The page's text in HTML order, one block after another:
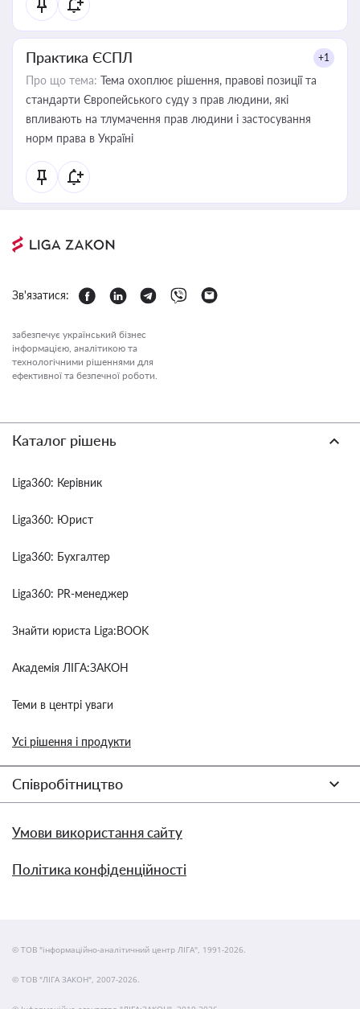
Практика ЄСПЛ +1
Про що тема: Тема охоплює рішення, правові позиції та
стандарти Європейського суду з прав людини, які
впливають на тлумачення прав людини і застосування
норм права в Україні
Зв'язатися:
забезпечує український бізнес
інформацією, аналітикою та
технологічними рішеннями для
ефективної та безпечної роботи.
Каталог рішень
Liga360: Керівник
Liga360: Юрист
Liga360: Бухгалтер
Liga360: PR-менеджер
Знайти юриста Liga:BOOK
Академія ЛІГА:ЗАКОН
Теми в центрі уваги
Усі рішення і продукти
Співробітництво
Умови використання сайту
Політика конфіденційності
© ТОВ "інформаційно-аналітичний центр ЛІГА", 1991-2026.
© ТОВ "ЛІГА ЗАКОН", 2007-2026.